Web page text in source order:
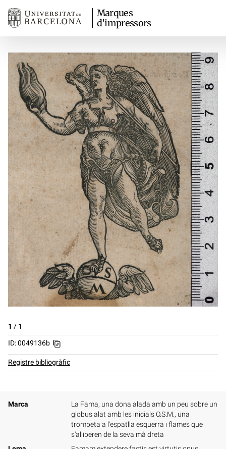
Marques
d'impressors
1 / 1
ID: 0049136b
Registre bibliogràfic
Marca
La Fama, una dona alada amb un peu sobre un
globus alat amb les inicials O.S.M., una
trompeta a l'espatlla esquerra i flames que
s'alliberen de la seva mà dreta